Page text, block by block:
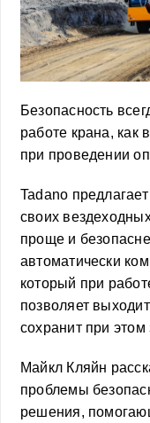
Безопасность
работе крана, как
при проведении
Tadano
своих
проще и
автоматически
который при
позволяет
сохранит при этом
Майкл Кляйн
проблемы
решения,